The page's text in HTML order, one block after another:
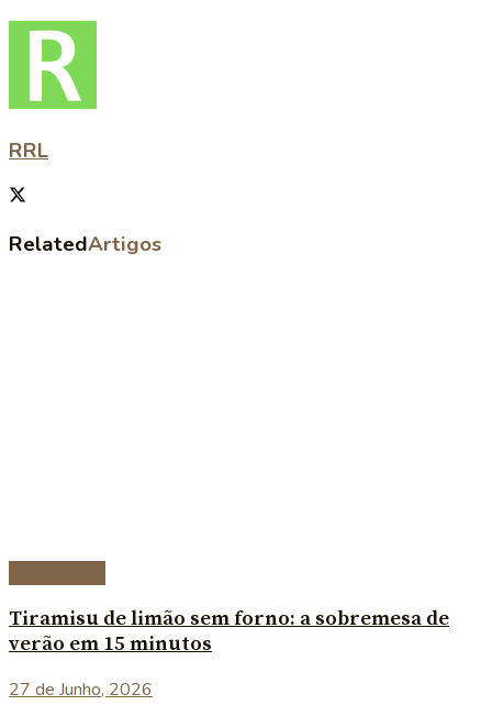
RRL
RelatedArtigos
Tiramisu de limão sem forno: a sobremesa de
verão em 15 minutos
27 de Junho, 2026